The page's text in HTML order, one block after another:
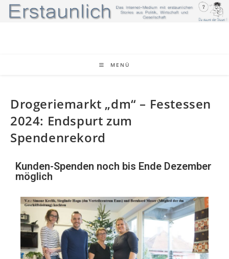
MENÜ
Drogeriemarkt „dm“ – Festessen
2024: Endspurt zum
Spendenrekord
Kunden-Spenden noch bis Ende Dezember
möglich